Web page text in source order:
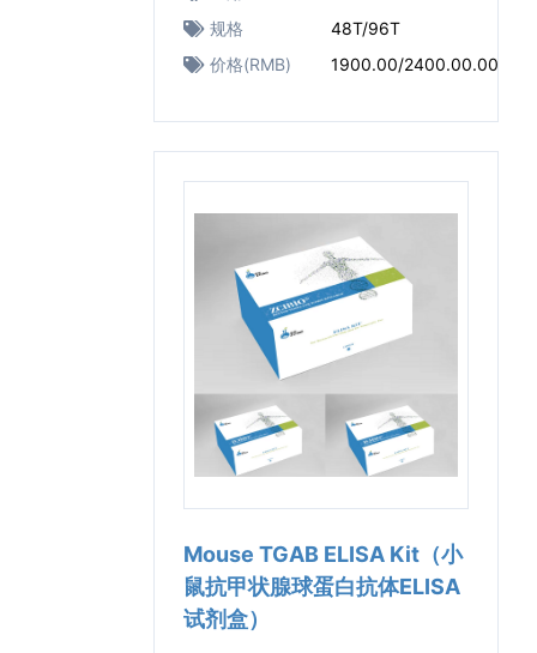
规格
48T/96T
价格(RMB)
1900.00/2400.00.00
Mouse TGAB ELISA Kit（小
鼠抗甲状腺球蛋白抗体ELISA
试剂盒）